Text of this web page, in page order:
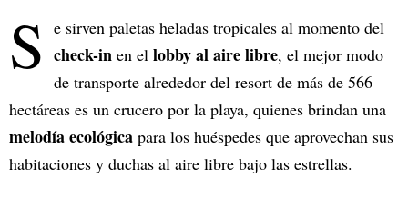
S e sirven paletas heladas tropicales al momento del
check-in en el lobby al aire libre, el mejor modo
de transporte alrededor del resort de más de 566
hectáreas es un crucero por la playa, quienes brindan una
melodía ecológica para los huéspedes que aprovechan sus
habitaciones y duchas al aire libre bajo las estrellas.